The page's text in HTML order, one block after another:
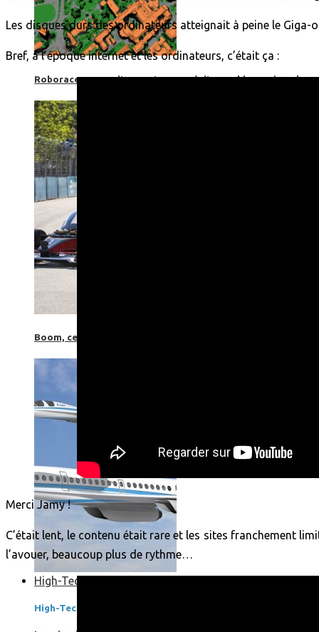
Roborace : une voiture autonome évite un chien mais se
Boom, cet avion de ligne supersonique pourrait être le futur
High-Tech
High-Tech
Les disques durs des ordinateurs atteignait à peine le Giga-
Bref, à l’époque internet et les ordinateurs, c’était ça :
Merci Jamy !
C’était lent, le contenu était rare et les sites franchement
l’avouer, beaucoup plus de rythme…